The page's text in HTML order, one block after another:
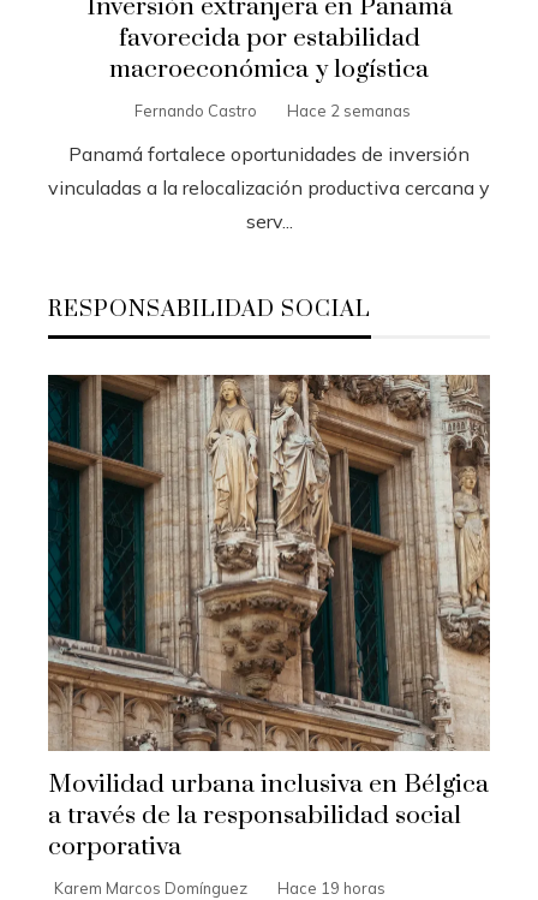
Inversión extranjera en Panamá
favorecida por estabilidad
macroeconómica y logística
Fernando Castro Hace 2 semanas
Panamá fortalece oportunidades de inversión
vinculadas a la relocalización productiva cercana y
serv...
RESPONSABILIDAD SOCIAL
Movilidad urbana inclusiva en Bélgica
a través de la responsabilidad social
corporativa
Karem Marcos Domínguez Hace 19 horas